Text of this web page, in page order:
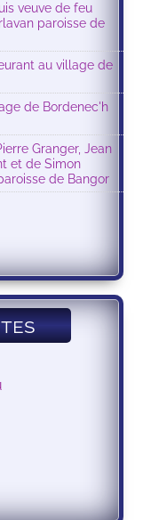
veuve de feu
paroisse de
au village de
de Bordenec'h
Granger, Jean
et de Simon
de Bangor